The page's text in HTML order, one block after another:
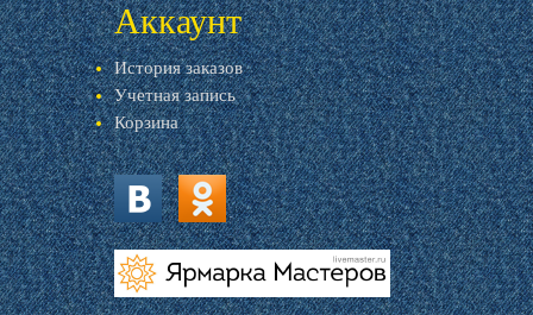
Аккаунт
История заказов
Учетная запись
Корзина
vk.com ok.ru
livemaster.ru